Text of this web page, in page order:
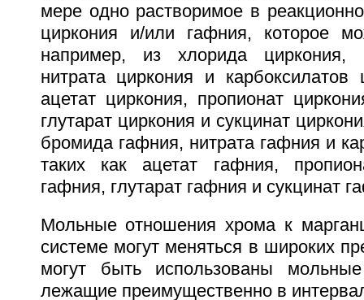
мере одно растворимое в
циркония и/или гафния, которое
например, из хлорида циркония,
нитрата циркония и карбоксилатов
ацетат циркония, пропионат
глутарат циркония и сукцинат
бромида гафния, нитрата гафния и
таких как ацетат гафния,
гафния, глутарат гафния и сукцинат
Мольные отношения хрома к
системе могут меняться в широких
могут быть использованы
лежащие преимущественно в